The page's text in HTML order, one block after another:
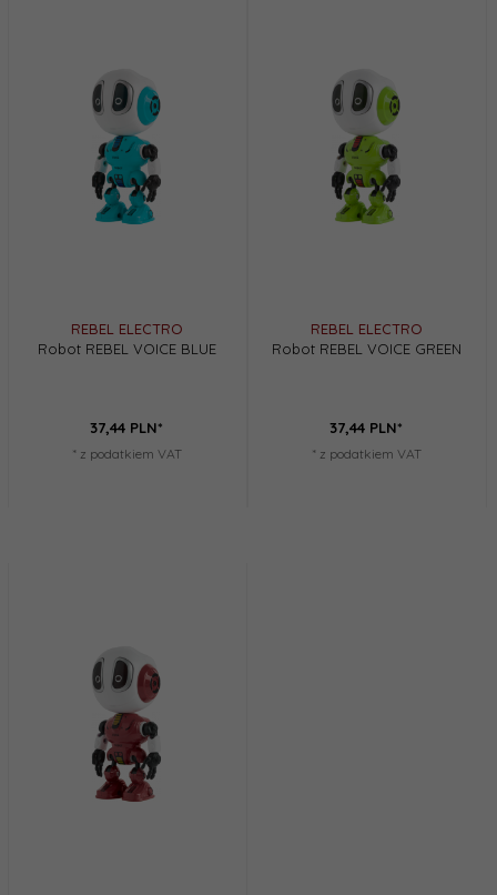
REBEL ELECTRO
Robot REBEL VOICE BLUE
37,44 PLN*
* z podatkiem VAT
REBEL ELECTRO
Robot REBEL VOICE GREEN
37,44 PLN*
* z podatkiem VAT